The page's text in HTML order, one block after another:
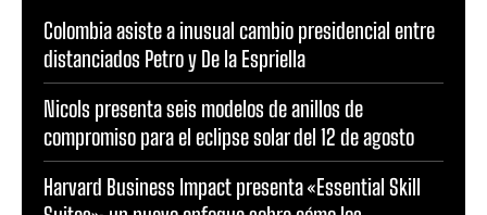
Colombia asiste a inusual cambio presidencial entre
distanciados Petro y De la Espriella
Nicols presenta seis modelos de anillos de
compromiso para el eclipse solar del 12 de agosto
Harvard Business Impact presenta «Essential Skill